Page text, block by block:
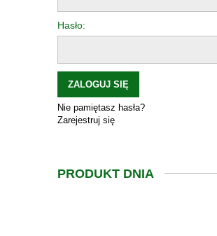
Hasło:
ZALOGUJ SIĘ
Nie pamiętasz hasła?
Zarejestruj się
PRODUKT DNIA